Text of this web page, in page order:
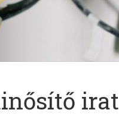
irat